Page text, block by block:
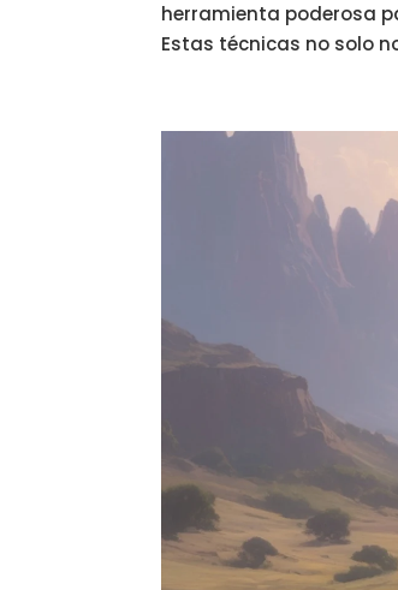
herramienta poderosa
Estas técnicas no solo